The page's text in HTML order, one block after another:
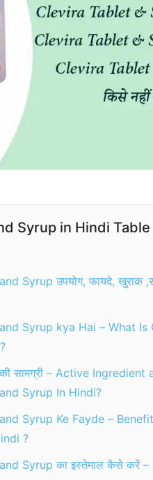
Syrup in Hindi
Syrup उपयोग, फायदे, खुराक
Syrup kya Hai – What Is
सामग्री – Active
Syrup In Hindi?
Syrup Ke Fayde –
?
Syrup का इस्तेमाल कैसे करें